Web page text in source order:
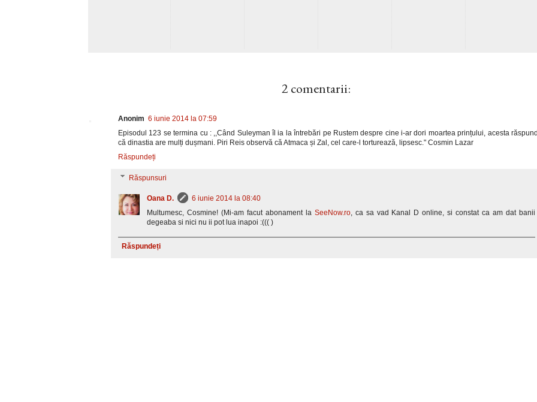
2 comentarii:
Anonim 6 iunie 2014 la 07:59
Episodul 123 se termina cu : ,,Când Suleyman îl ia la întrebări pe Rustem despre cine i-ar dori moartea prințului, acesta
că dinastia are mulți dușmani. Piri Reis observă că Atmaca și Zal, cel care-l torturează, lipsesc." Cosmin Lazar
Răspundeți
Răspunsuri
Oana D.
6 iunie 2014 la 08:40
Multumesc, Cosmine! (Mi-am facut abonament la SeeNow.ro, ca sa vad Kanal D online, si constat ca am dat banii
degeaba si nici nu ii pot lua inapoi :((( )
Răspundeți